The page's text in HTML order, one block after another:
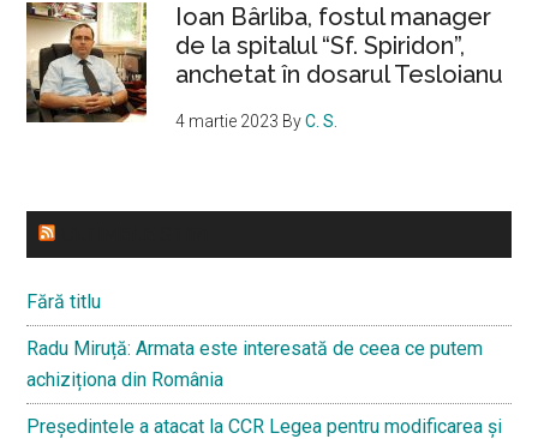
Ioan Bârliba, fostul manager
de la spitalul “Sf. Spiridon”,
anchetat în dosarul Tesloianu
4 martie 2023 ByC. S.
Fără titlu
Radu Miruță: Armata este interesată de ceea ce putem
achiziționa din România
Președintele a atacat la CCR Legea pentru modificarea și